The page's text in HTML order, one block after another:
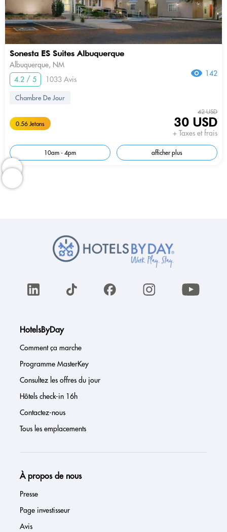
Sonesta ES Suites Albuquerque
Albuquerque, NM
4.2 / 5
1033 Avis
142
Chambre De Jour
0.56 Jetons
42 USD
30 USD
+ Taxes et frais
10am - 4pm afficher plus
HotelsByDay
Comment ça marche
Programme MasterKey
Consultez les offres du jour
Hôtels check-in 16h
Contactez-nous
Tous les emplacements
À propos de nous
Presse
Page investisseur
Avis